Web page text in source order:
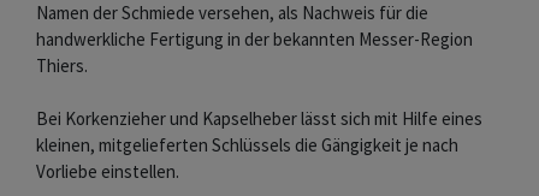
Namen der Schmiede versehen, als Nachweis für die
handwerkliche Fertigung in der bekannten Messer-Region
Thiers.
Bei Korkenzieher und Kapselheber lässt sich mit Hilfe eines
kleinen, mitgelieferten Schlüssels die Gängigkeit je nach
Vorliebe einstellen.